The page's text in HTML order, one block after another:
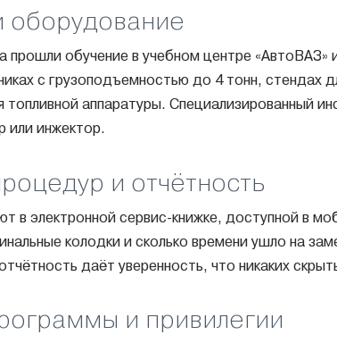
оборудование
прошли обучение в учебном центре «АвтоВАЗ»
с грузоподъемностью до 4 тонн, стендах
аппаратуры. Специализированный
или инжектор.
и отчётность
в электронной сервис-книжке, доступной в
колодки и сколько времени ушло на
даёт уверенность, что никаких
и привилегии